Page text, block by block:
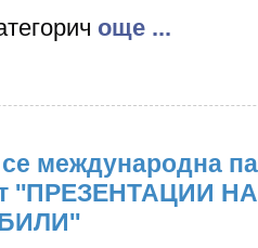
oще ...
международна
''ПРЕЗЕНТАЦИИ